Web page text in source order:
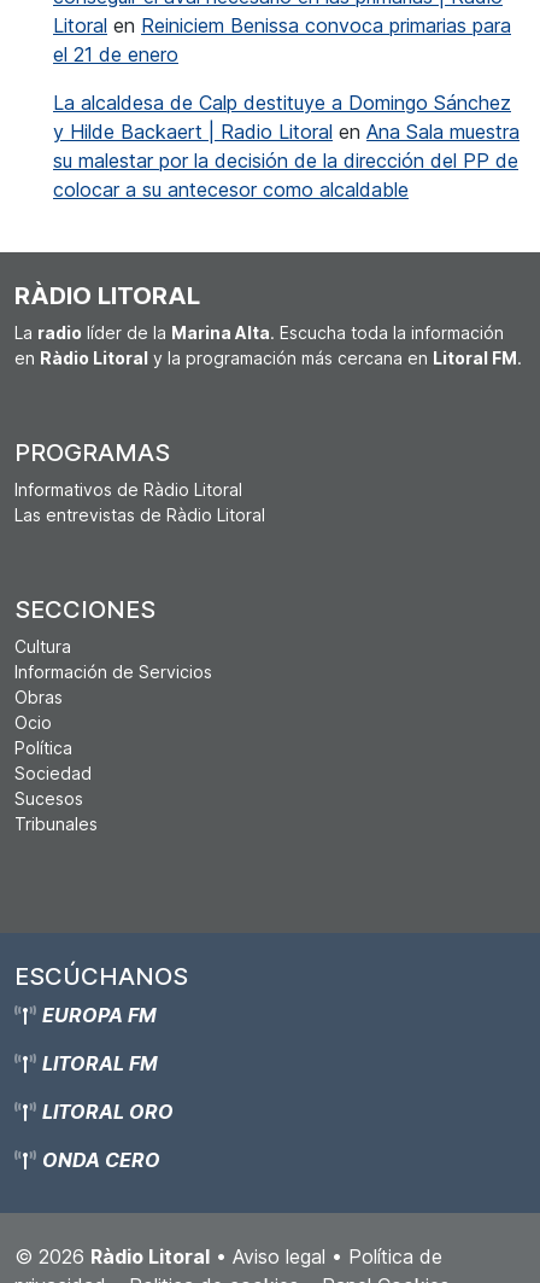
Litoral en Reiniciem Benissa convoca primarias para
el 21 de enero
La alcaldesa de Calp destituye a Domingo Sánchez
y Hilde Backaert | Radio Litoral en Ana Sala muestra
su malestar por la decisión de la dirección del PP de
colocar a su antecesor como alcaldable
RÀDIO LITORAL
La radio líder de la Marina Alta. Escucha toda la información
en Ràdio Litoral y la programación más cercana en Litoral FM.
PROGRAMAS
Informativos de Ràdio Litoral
Las entrevistas de Ràdio Litoral
SECCIONES
Cultura
Información de Servicios
Obras
Ocio
Política
Sociedad
Sucesos
Tribunales
ESCÚCHANOS
EUROPA FM
LITORAL FM
LITORAL ORO
ONDA CERO
© 2026 Ràdio Litoral • Aviso legal • Política de